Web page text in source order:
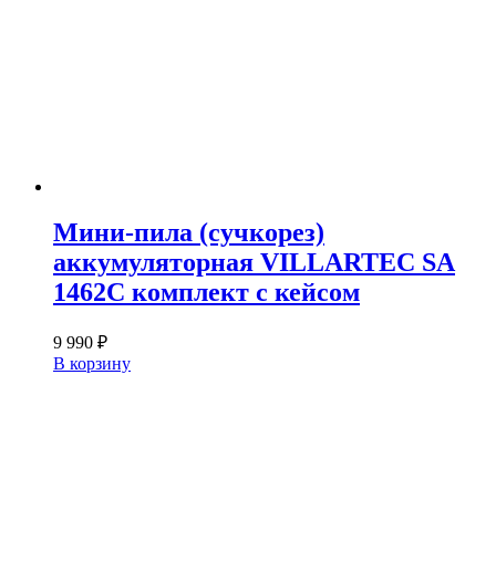
Мини-пила (сучкорез)
аккумуляторная VILLARTEC SA
1462C комплект с кейсом
9 990 ₽
В корзину